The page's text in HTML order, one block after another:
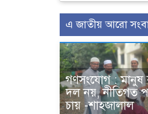
এ জাতীয় আরো
গণসংযোগ : মানুষ
দল নয়, নীতিগত
চায় -শাহজালাল